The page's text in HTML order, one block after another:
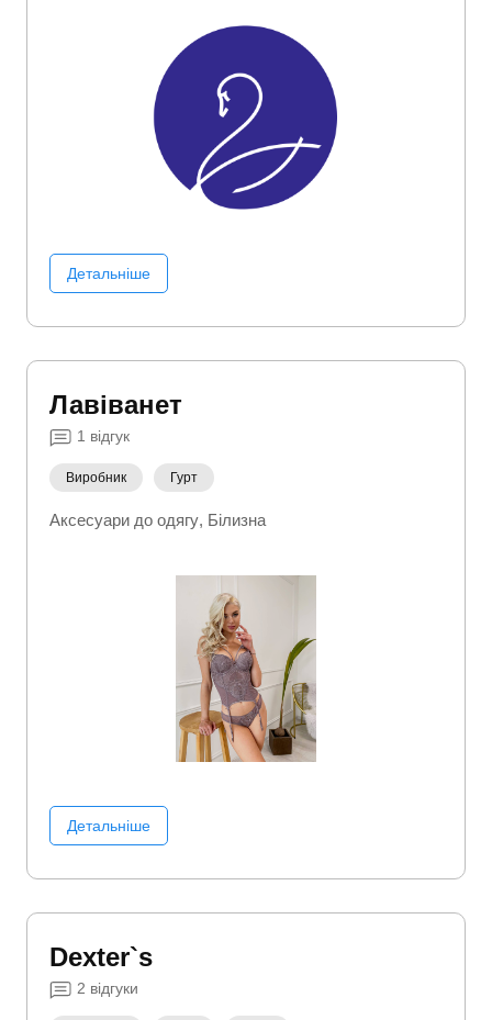
Детальніше
Лавіванет
1 відгук
Виробник Гурт
Аксесуари до одягу Білизна
Детальніше
Dexter`s
2 відгуки